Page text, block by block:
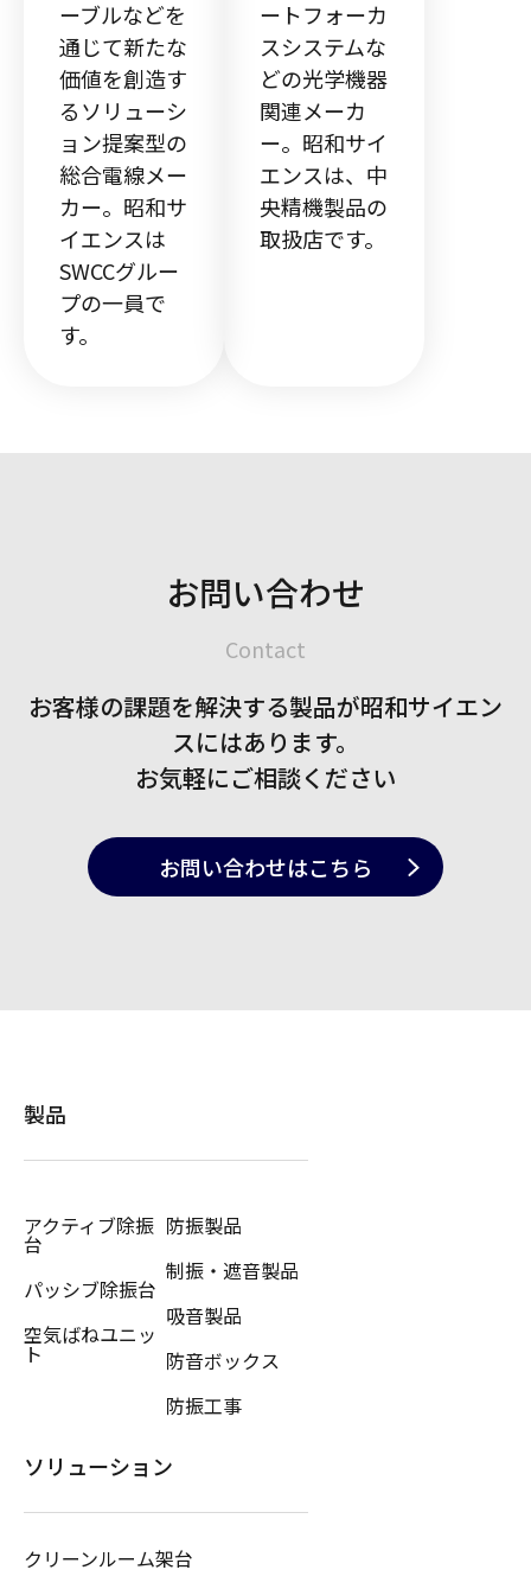
ーブルなどを
通じて新たな
価値を創造す
るソリューシ
ョン提案型の
総合電線メー
カー。昭和サ
イエンスは
SWCCグルー
プの一員で
す。
ートフォーカ
スシステムな
どの光学機器
関連メーカ
ー。昭和サイ
エンスは、中
央精機製品の
取扱店です。
お問い合わせ
Contact
お客様の課題を解決する製品が昭和サイエン
スにはあります。
お気軽にご相談ください
お問い合わせはこちら
製品
アクティブ除振
台
パッシブ除振台
空気ばねユニッ
ト
防振製品
制振・遮音製品
吸音製品
防音ボックス
防振工事
ソリューション
クリーンルーム架台